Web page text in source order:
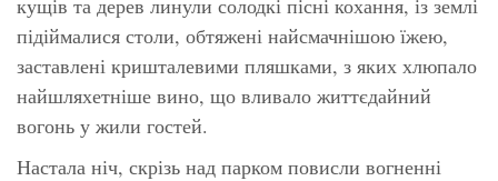
підіймалися столи, обтяжені найсмачнішою їжею,
заставлені кришталевими пляшками, з яких хлюпало
найшляхетніше вино, що вливало життєдайний
вогонь у жили гостей.
Настала ніч, скрізь над парком повисли вогненні